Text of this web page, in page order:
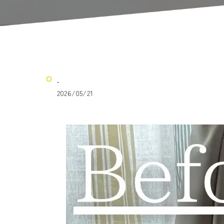
.
2026/05/21